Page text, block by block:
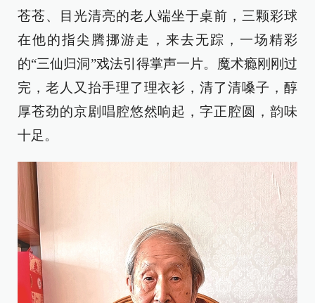
苍苍、目光清亮的老人端坐于桌前，三颗彩球
在他的指尖腾挪游走，来去无踪，一场精彩
的“三仙归洞”戏法引得掌声一片。魔术瘾刚刚过
完，老人又抬手理了理衣衫，清了清嗓子，醇
厚苍劲的京剧唱腔悠然响起，字正腔圆，韵味
十足。